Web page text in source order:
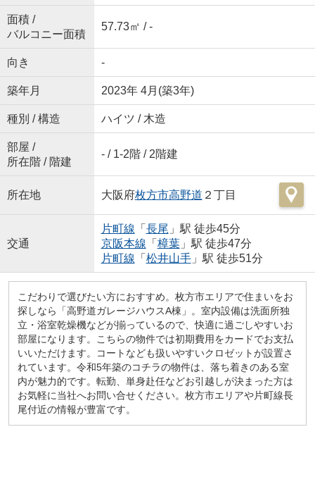
面積 /
バルコニー面積
57.73㎡ / -
向き -
築年月 2023年 4月(築3年)
種別 / 構造 ハイツ / 木造
部屋 /
所在階 / 階建
- / 1-2階 / 2階建
所在地 大阪府枚方市高野道 ２丁目
交通
片町線 「 長尾 」駅 徒歩45分
京阪本線 「 樟葉」駅 徒歩47分
片町線 「 松井山手」駅 徒歩51分
こだわりで選びたい方におすすめ。枚方市エリアで住まいをお
探しなら「高野道ガレージハウスA棟」。室内設備は洗面所独
立・浴室乾燥機などが揃っているので、快適に過ごしやすいお
部屋になります。こちらの物件では初期費用をカードでお支払
いいただけます。コートなども扱いやすいクロゼットが設置さ
れています。令和5年築のコチラの物件は、落ち着きのある室
内が魅力的です。転勤、単身赴任などお引越しが決まった方は
お気軽に当社へお問い合せください。枚方市エリアや片町線長
尾付近の情報が豊富です。